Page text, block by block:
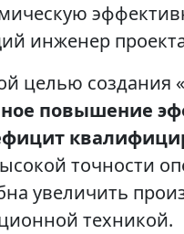
инженер
целью создания
повышение
точности
увеличить
техникой.